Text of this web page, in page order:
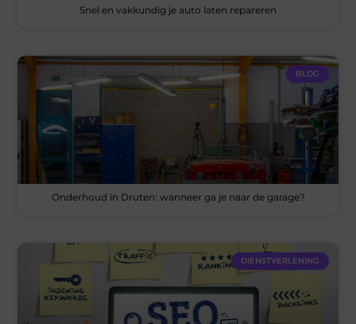
Snel en vakkundig je auto laten repareren
BLOG
Onderhoud in Druten: wanneer ga je naar de garage?
DIENSTVERLENING